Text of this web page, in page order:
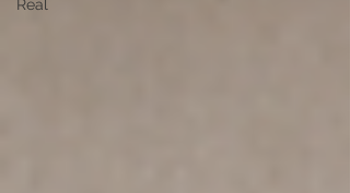
Real